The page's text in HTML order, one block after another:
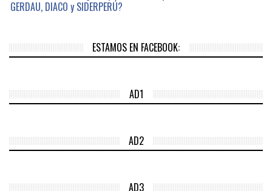
GERDAU, DIACO y SIDERPERÚ?
ESTAMOS EN FACEBOOK:
AD1
AD2
AD3